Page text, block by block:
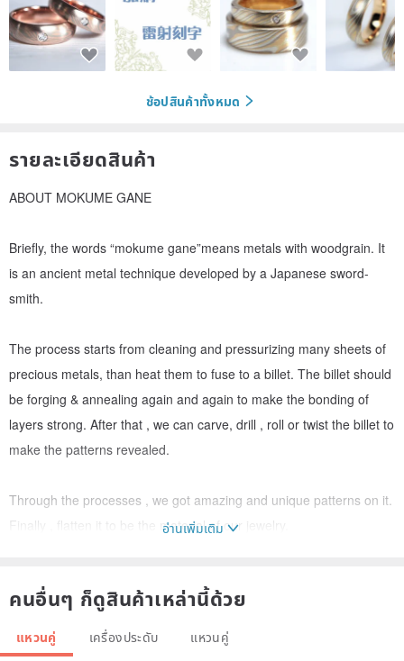
ช้อปสินค้าทั้งหมด
รายละเอียดสินค้า
ABOUT MOKUME GANE
Briefly, the words “mokume gane”means metals with woodgrain. It
is an ancient metal technique developed by a Japanese sword-
smith.
The process starts from cleaning and pressurizing many sheets of
precious metals, than heat them to fuse to a billet. The billet should
be forging & annealing again and again to make the bonding of
layers strong. After that , we can carve, drill , roll or twist the billet to
make the patterns revealed.
Through the processes , we got amazing and unique patterns on it.
Finally , flatten it to be the material of our jewelry.
Ring width：7.5mm
Ring thickness：3mm
Pattern type：carve / woodgrain
อ่านเพิ่มเติม
คนอื่นๆ ก็ดูสินค้าเหล่านี้ด้วย
แหวนคู่ เครื่องประดับ แหวนคู่